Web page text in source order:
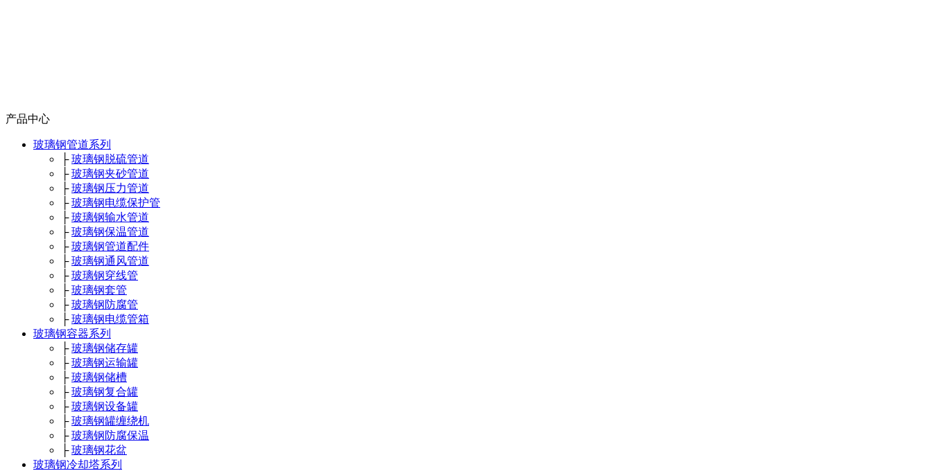
产品中心
玻璃钢管道系列
├玻璃钢脱硫管道
├玻璃钢夹砂管道
├玻璃钢压力管道
├玻璃钢电缆保护管
├玻璃钢输水管道
├玻璃钢保温管道
├玻璃钢管道配件
├玻璃钢通风管道
├玻璃钢穿线管
├玻璃钢套管
├玻璃钢防腐管
├玻璃钢电缆管箱
玻璃钢容器系列
├玻璃钢储存罐
├玻璃钢运输罐
├玻璃钢储槽
├玻璃钢复合罐
├玻璃钢设备罐
├玻璃钢罐缠绕机
├玻璃钢防腐保温
├玻璃钢花盆
玻璃钢冷却塔系列